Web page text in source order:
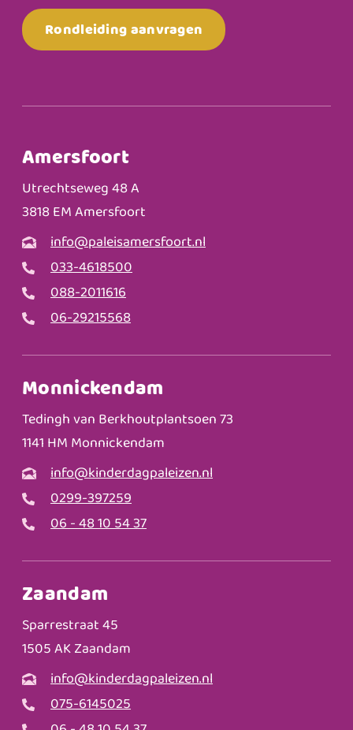
Rondleiding aanvragen
Amersfoort
Utrechtseweg 48 A
3818 EM Amersfoort
info@paleisamersfoort.nl
033-4618500
088-2011616
06-29215568
Monnickendam
Tedingh van Berkhoutplantsoen 73
1141 HM Monnickendam
info@kinderdagpaleizen.nl
0299-397259
06 - 48 10 54 37
Zaandam
Sparrestraat 45
1505 AK Zaandam
info@kinderdagpaleizen.nl
075-6145025